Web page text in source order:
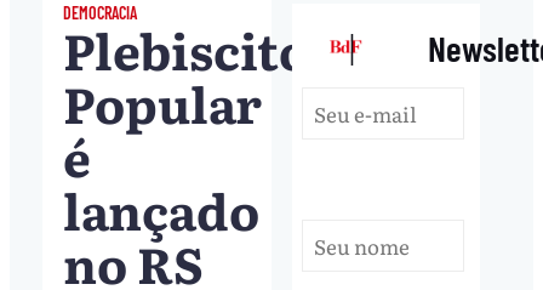
DEMOCRACIA
Plebiscito
Popular
é
lançado
no RS
|